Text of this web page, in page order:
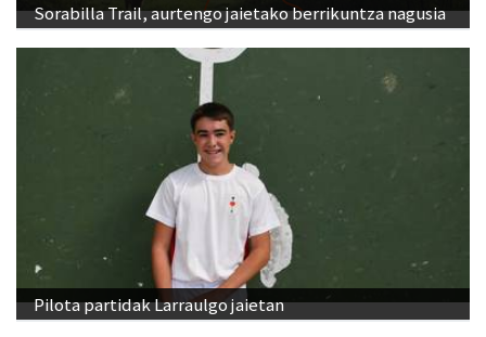
Sorabilla Trail, aurtengo jaietako berrikuntza nagusia
Pilota partidak Larraulgo jaietan